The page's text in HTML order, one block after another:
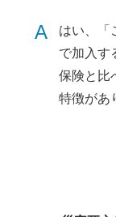
A
はい、「
で加入す
保険と比
特徴があ